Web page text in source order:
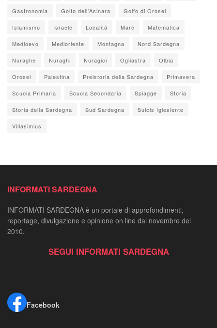
Gastronomia Golfo dell'Asinara Golfo di Orosei
Islamismo Israele Località Mare Matematica
Medioevo Medioriente Montagna Nord Sardegna
Nuraghe Nuraghi Nuragici Ogliastra Olbia
Orosei Palestina Preistoria della Sardegna Primavera
Scuola Primaria Scuola Secondaria Spiagge Storia
Storia della Sardegna Sud Sardegna Sulcis Iglesiente
Villasimius
INFORMATI SARDEGNA
INFORMATI SARDEGNA è un portale di approfondimenti,
reportage, divulgazione e opinione on line dal novembre del
2010.
SEGUI INFORMATI SARDEGNA
Facebook